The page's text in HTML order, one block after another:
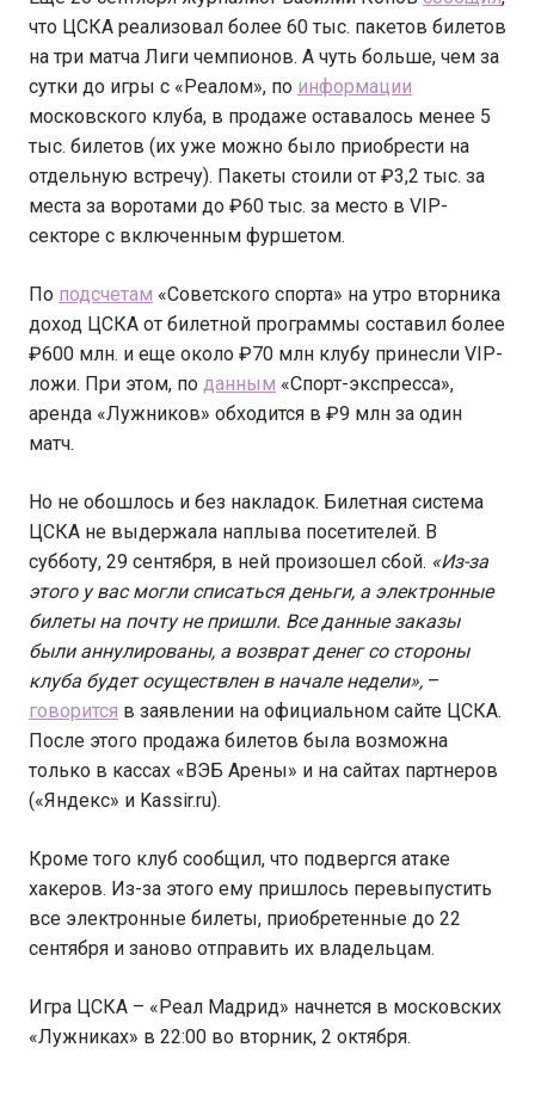
что ЦСКА реализовал более 60 тыс. пакетов билетов
на три матча Лиги чемпионов. А чуть больше, чем за
сутки до игры с «Реалом», по информации
московского клуба, в продаже оставалось менее 5
тыс. билетов (их уже можно было приобрести на
отдельную встречу). Пакеты стоили от ₽3,2 тыс. за
места за воротами до ₽60 тыс. за место в VIP-
секторе с включенным фуршетом.
По подсчетам «Советского спорта» на утро вторника
доход ЦСКА от билетной программы составил более
₽600 млн. и еще около ₽70 млн клубу принесли VIP-
ложи. При этом, по данным «Спорт-экспресса»,
аренда «Лужников» обходится в ₽9 млн за один
матч.
Но не обошлось и без накладок. Билетная система
ЦСКА не выдержала наплыва посетителей. В
субботу, 29 сентября, в ней произошел сбой. «Из-за
этого у вас могли списаться деньги, а электронные
билеты на почту не пришли. Все данные заказы
были аннулированы, а возврат денег со стороны
клуба будет осуществлен в начале недели», –
говорится в заявлении на официальном сайте ЦСКА.
После этого продажа билетов была возможна
только в кассах «ВЭБ Арены» и на сайтах партнеров
(«Яндекс» и Kassir.ru).
Кроме того клуб сообщил, что подвергся атаке
хакеров. Из-за этого ему пришлось перевыпустить
все электронные билеты, приобретенные до 22
сентября и заново отправить их владельцам.
Игра ЦСКА – «Реал Мадрид» начнется в московских
«Лужниках» в 22:00 во вторник, 2 октября.